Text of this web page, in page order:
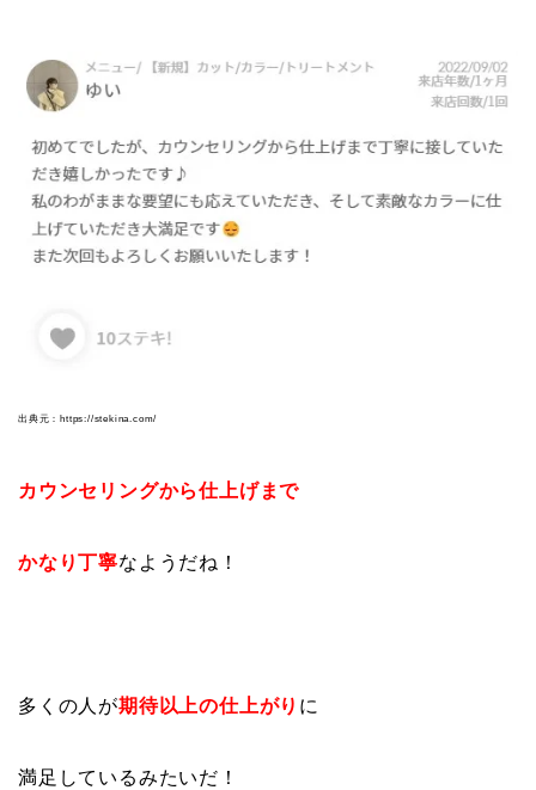
出典元：https://stekina.com/
カウンセリングから仕上げまで
かなり丁寧なようだね！
多くの人が期待以上の仕上がり に
満足しているみたいだ！